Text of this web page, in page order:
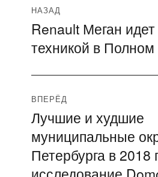
Навигация
по
НАЗАД
Предыдущая
запись:
Renault Меган идет
техникой в Полном
ВПЕРЁД
Следующая
запись:
Лучшие и худшие
муниципальные
Петербурга в 2018